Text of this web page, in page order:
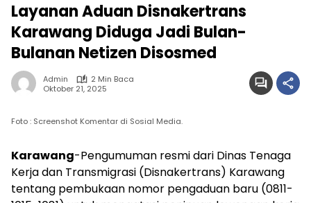
Layanan Aduan Disnakertrans
Karawang Diduga Jadi Bulan-
Bulanan Netizen Disosmed
Admin
2 Min Baca
Oktober 21, 2025
Foto : Screenshot Komentar di Sosial Media.
Karawang-Pengumuman resmi dari Dinas Tenaga
Kerja dan Transmigrasi (Disnakertrans) Karawang
tentang pembukaan nomor pengaduan baru (0811-